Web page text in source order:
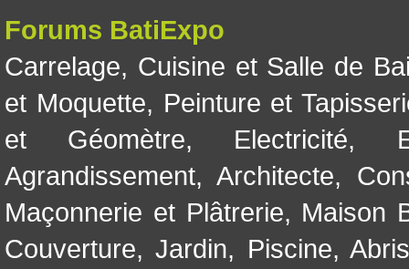
Forums BatiExpo
Carrelage, Cuisine et Salle de
et Moquette, Peinture et
et Géomètre, Electricité,
Agrandissement, Architecte,
Maçonnerie et Plâtrerie, Maison
Couverture,Jardin, Piscine,